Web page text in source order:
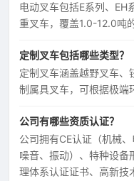
电动叉车包括E系列、EH
重叉车，覆盖1.0-12.0吨
定制叉车包括哪些类型？
定制叉车涵盖越野叉车、
制属具叉车，可根据极端
公司有哪些资质认证？
公司拥有CE认证（机械
噪音、振动）、特种设备
理体系认证证书、高新技